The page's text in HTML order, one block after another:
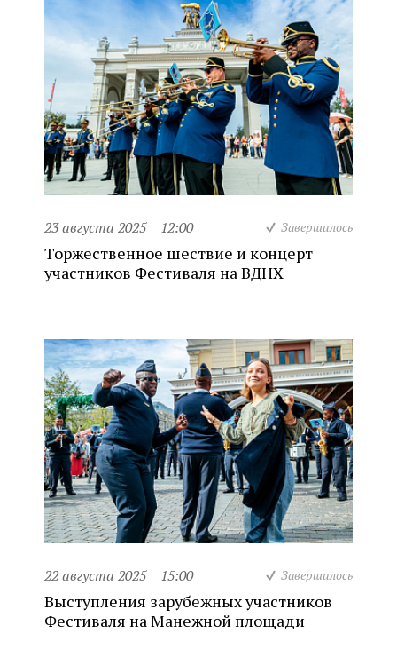
23 августа 2025 12:00 Завершилось
Торжественное шествие и концерт
участников Фестиваля на ВДНХ
22 августа 2025 15:00 Завершилось
Выступления зарубежных участников
Фестиваля на Манежной площади